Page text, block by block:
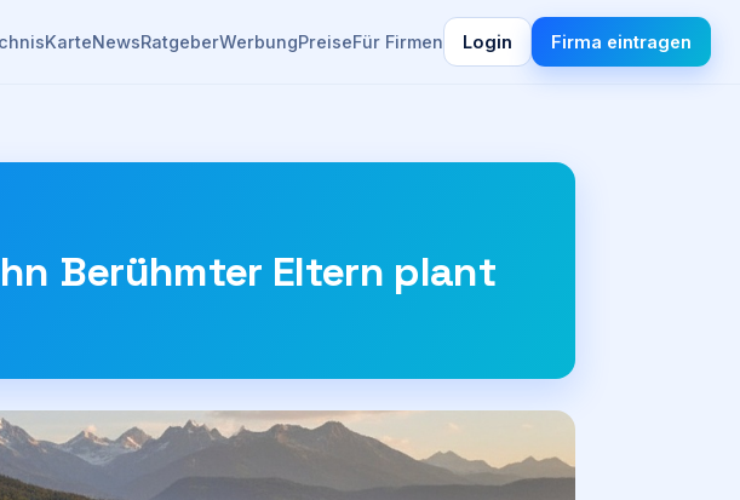
KarteNewsRatgeberWerbungPreiseFür Firmen Login Firma eintragen
Berühmter Eltern plant